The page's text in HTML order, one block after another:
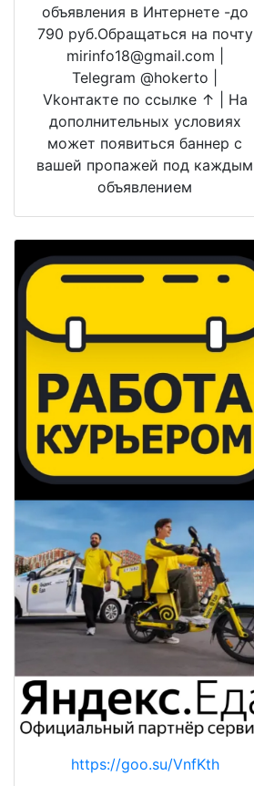
объявления в Интернете -до
790 руб.Обращаться на почту
mirinfo18@gmail.com |
Telegram @hokerto |
Vkонтакте по ссылке ↑ | На
дополнительных условиях
может появиться баннер с
вашей пропажей под каждым
объявлением
https://goo.su/VnfKth